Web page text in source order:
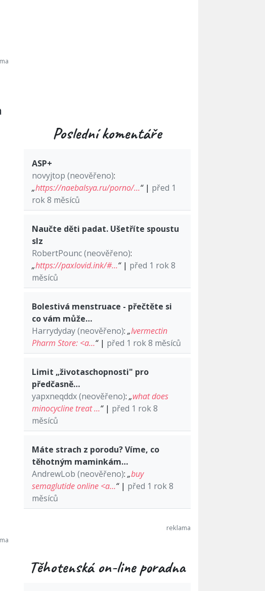
Poslední komentáře
ASP+
novyjtop (neověřeno):
„https://naebalsya.ru/porno/…“| před 1
rok 8 měsíců
Naučte děti padat. Ušetříte spoustu
slz
RobertPounc (neověřeno):
„https://paxlovid.ink/#…“| před 1 rok 8
měsíců
Bolestivá menstruace - přečtěte si
co vám může…
Harrydyday (neověřeno): „Ivermectin
Pharm Store: <a…“| před 1 rok 8 měsíců
Limit „životaschopnosti" pro
předčasně…
yapxneqddx (neověřeno): „what does
minocycline treat …“| před 1 rok 8
měsíců
Máte strach z porodu? Víme, co
těhotným maminkám…
AndrewLob (neověřeno): „buy
semaglutide online <a…“| před 1 rok 8
měsíců
Těhotenská on-line poradna